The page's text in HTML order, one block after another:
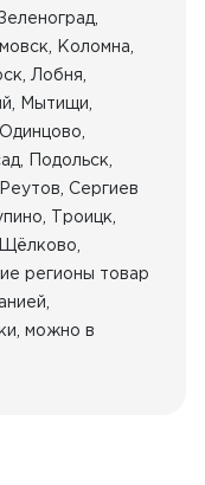
Коломна,
Лобня,
Мытищи,
Подольск,
Сергиев
Троицк,
регионы товар
можно в